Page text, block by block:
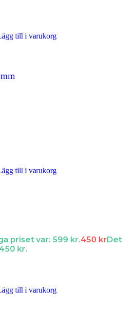
till i varukorg
till i varukorg
priset var: 599 kr.450 kr Det
kr.
till i varukorg